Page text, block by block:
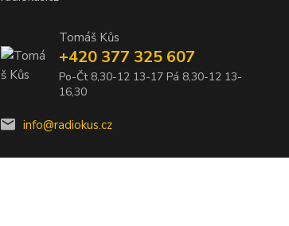
Tomáš Kůs
+420 377 325 607
Po-Čt 8,30-12 13-17 Pá 8,30-12 13-
16,30
info@radiokus.cz